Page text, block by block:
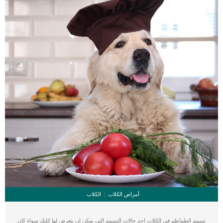
تتركها بمفردها خارج المنزل تعرف على المواصفات الجسدية للقط […]
أمراض الكلاب الكلاب
تسمم الطماطم فى الكلاب احد حالات التسمم التى يمكن ان يتعرض لها كلبك سواء كان